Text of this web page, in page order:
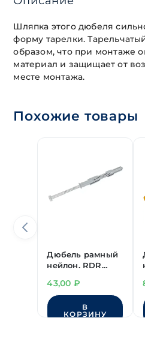
Шляпка этого дюбеля
форму тарелки.
образом, что при монтаже
материал и защищает от
месте монтажа.
Похожие товары
Дюбель рамный
нейлон. RDR
гр 10х100 мм
гор.цинк
43,00 ₽
В
КОРЗИНУ